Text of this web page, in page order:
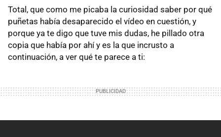
Total, que como me picaba la curiosidad saber por qué
puñetas había desaparecido el vídeo en cuestión, y
porque ya te digo que tuve mis dudas, he pillado otra
copia que había por ahí y es la que incrusto a
continuación, a ver qué te parece a ti: